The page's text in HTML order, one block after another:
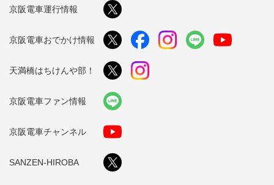
京阪電車運行情報
京阪電車おでかけ情報
天満橋はちけんや部！
京阪電車ファン情報
京阪電車チャンネル
SANZEN-HIROBA